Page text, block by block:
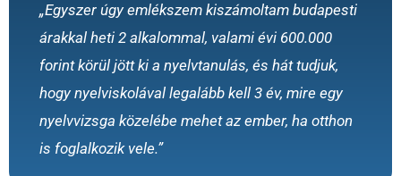
„Egyszer úgy emlékszem kiszámoltam budapesti
árakkal heti 2 alkalommal, valami évi 600.000
forint körül jött ki a nyelvtanulás, és hát tudjuk,
hogy nyelviskolával legalább kell 3 év, mire egy
nyelvvizsga közelébe mehet az ember, ha otthon
is foglalkozik vele.”